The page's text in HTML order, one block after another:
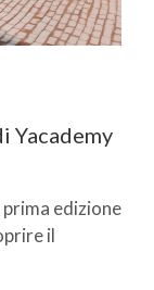
Yacademy
edizione
il